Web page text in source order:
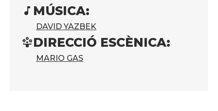
MÚSICA:
DAVID YAZBEK
DIRECCIÓ ESCÈNICA:
MARIO GAS